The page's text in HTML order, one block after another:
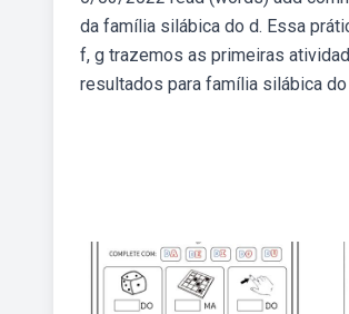
da família silábica do d. Essa
f, g trazemos as primeiras
resultados para família silábica